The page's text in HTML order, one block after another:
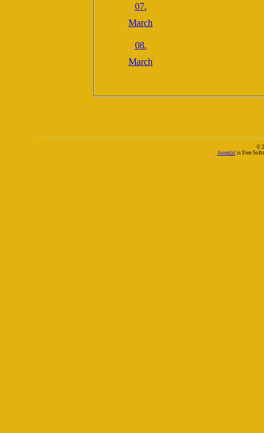
07.
March
08.
March
©
Joomla! is Free